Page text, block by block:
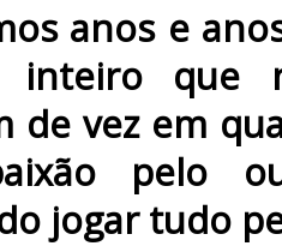
anos e
inteiro que
de vez em
pelo
jogar tudo